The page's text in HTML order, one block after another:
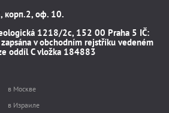
корп.2, оф. 10.
1218/2c, 152 00 Praha 5 IČ:
v obchodním rejstříku vedeném
oddíl C vložka 184883
в Москве
в Израиле